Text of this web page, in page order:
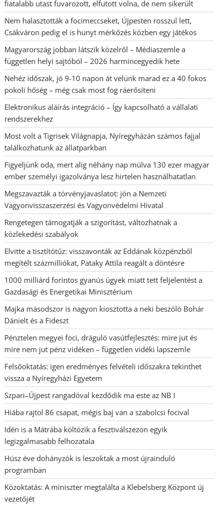
fiatalabb utast fuvarozott, elfutott volna, de nem sikerült
Nem halasztották a focimeccseket, Újpesten rosszul lett,
Csákváron pedig el is hunyt mérkőzés közben egy játékos
Magyarország jobban látszik közelről – Médiaszemle a
független helyi sajtóból – 2026 harmincegyedik hete
Nehéz időszak, jó 9-10 napon át velünk marad ez a 40 fokos
pokoli hőség – még csak most fog ráerősíteni
Elektronikus aláírás integráció – Így kapcsolható a vállalati
rendszerekhez
Most volt a Tigrisek Világnapja, Nyíregyházán számos fajjal
találkozhatunk az állatparkban
Figyeljünk oda, mert alig néhány nap múlva 130 ezer magyar
ember személyi igazolványa lesz hirtelen használhatatlan
Megszavazták a törvényjavaslatot: jön a Nemzeti
Vagyonvisszaszerzési és Vagyonvédelmi Hivatal
Rengetegen támogatják a szigorítást, változhatnak a
közlekedési szabályok
Elvitte a tisztítótűz: visszavonták az Eddának közpénzből
megítélt százmilliókat, Pataky Attila reagált a döntésre
1000 milliárd forintos gyanús ügyek miatt tett feljelentést a
Gazdasági és Energetikai Minisztérium
Majka másodszor is nagyon kiosztotta a neki beszóló Bohár
Dánielt és a Fideszt
Pénztelen megyei foci, dráguló vasútfejlesztés: mire jut és
mire nem jut pénz vidéken – független vidéki lapszemle
Felsőoktatás: igen eredményes felvételi időszakra tekinthet
vissza a Nyíregyházi Egyetem
Szpari–Újpest rangadóval kezdődik ma este az NB I
Hiába rajtol 86 csapat, mégis baj van a szabolcsi focival
Idén is a Mátrába költözik a fesztiválszezon egyik
legizgalmasabb felhozatala
Húsz éve dohányzók is leszoktak a most újrainduló
programban
Közoktatás: A miniszter megtalálta a Klebelsberg Központ új
vezetőjét